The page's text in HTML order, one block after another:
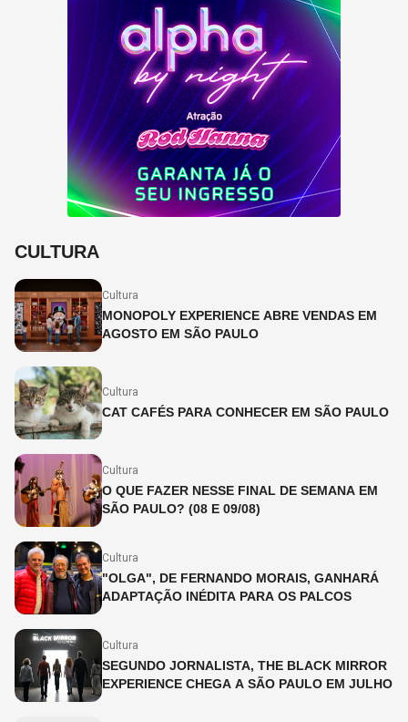
CULTURA
Cultura
MONOPOLY EXPERIENCE ABRE VENDAS EM
AGOSTO EM SÃO PAULO
Cultura
CAT CAFÉS PARA CONHECER EM SÃO PAULO
Cultura
O QUE FAZER NESSE FINAL DE SEMANA EM
SÃO PAULO? (08 E 09/08)
Cultura
"OLGA", DE FERNANDO MORAIS, GANHARÁ
ADAPTAÇÃO INÉDITA PARA OS PALCOS
Cultura
SEGUNDO JORNALISTA, THE BLACK MIRROR
EXPERIENCE CHEGA A SÃO PAULO EM JULHO